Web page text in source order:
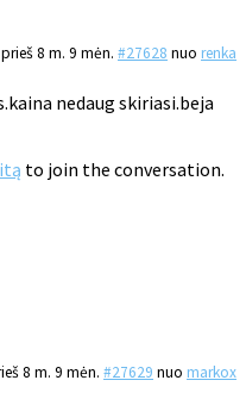
prieš 8 m. 9 mėn. #27628 nuo renka
nedaug skiriasi.beja
to join the conversation.
8 m. 9 mėn. #27629 nuo markox